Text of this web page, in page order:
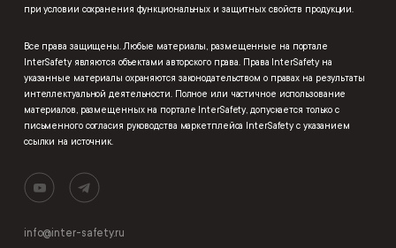
при условии сохранения функциональных и защитных свойств продукции.
Все права защищены. Любые материалы, размещенные на портале
InterSafety являются объектами авторского права. Права InterSafety на
указанные материалы охраняются законодательством о правах на результаты
интеллектуальной деятельности. Полное или частичное использование
материалов, размещенных на портале InterSafety, допускается только с
письменного согласия руководства маркетплейса InterSafety с указанием
ссылки на источник.
info@inter-safety.ru